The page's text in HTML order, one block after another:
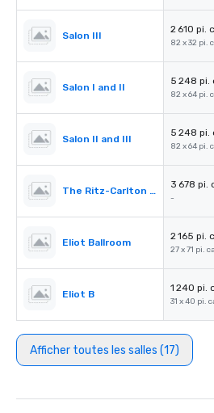
Salon III
2 610 pi.
82 x 32 pi.
Salon I and II
5 248 pi.
82 x 64 pi.
Salon II and III
5 248 pi.
82 x 64 pi.
The Ritz-Carlton Pre-Function
3 678 pi.
-
Eliot Ballroom
2 165 pi.
27 x 71 pi.
Eliot B
1 240 pi.
31 x 40 pi.
Afficher toutes les salles (17)